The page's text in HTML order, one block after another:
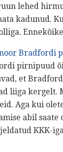
lehed
kadunud.
Bradfordi
pirnipuud
et
liiga kergelt.
Aga kui
abil
KKK-